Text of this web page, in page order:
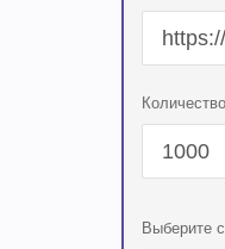
Выберите